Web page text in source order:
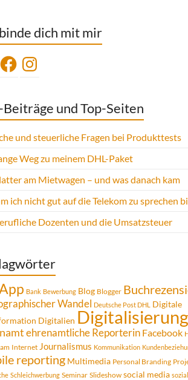
dich mit mir
FacebookInstagram
Beiträge und Top-Seiten
und steuerliche Fragen bei Produkttests
Weg zu meinem DHL-Paket
am Mietwagen – und was danach kam
ich nicht gut auf die Telekom zu sprechen
Dozenten und die Umsatzsteuer
Bank Bewerbung Blog Blogger
Wandel Deutsche Post DHL
Digitale
Digitalien Digitalisierung
ehrenamtliche Reporterin Facebook
Internet Journalismus Kommunikation
reporting Multimedia Personal Branding
Schleichwerbung Seminar Slideshow social media